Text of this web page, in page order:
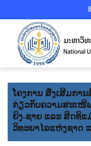
ໂຄງການ ສົ່ງເສີມກາ
ກ່ຽວກັບຄວາມສະເໜີ
ຍິງ-ຊາຍ ແລະ ສິດທິ
ວິທະຍາໄລແຫ່ງຊາດ